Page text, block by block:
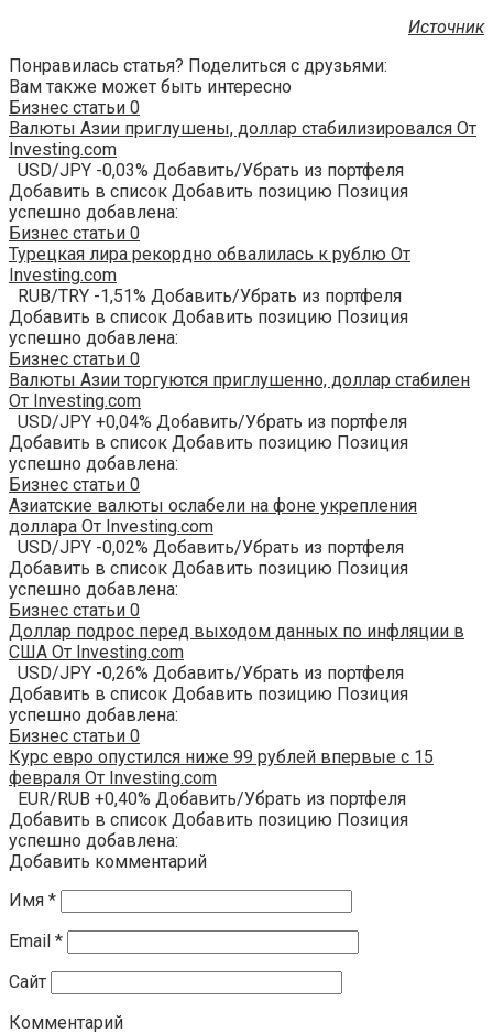
Источник
Понравилась статья? Поделиться с друзьями:
Вам также может быть интересно
Бизнес статьи 0
Валюты Азии приглушены, доллар стабилизировался От
Investing.com
USD/JPY -0,03% Добавить/Убрать из портфеля
Добавить в список Добавить позицию Позиция
успешно добавлена:
Бизнес статьи 0
Турецкая лира рекордно обвалилась к рублю От
Investing.com
RUB/TRY -1,51% Добавить/Убрать из портфеля
Добавить в список Добавить позицию Позиция
успешно добавлена:
Бизнес статьи 0
Валюты Азии торгуются приглушенно, доллар стабилен
От Investing.com
USD/JPY +0,04% Добавить/Убрать из портфеля
Добавить в список Добавить позицию Позиция
успешно добавлена:
Бизнес статьи 0
Азиатские валюты ослабели на фоне укрепления
доллара От Investing.com
USD/JPY -0,02% Добавить/Убрать из портфеля
Добавить в список Добавить позицию Позиция
успешно добавлена:
Бизнес статьи 0
Доллар подрос перед выходом данных по инфляции в
США От Investing.com
USD/JPY -0,26% Добавить/Убрать из портфеля
Добавить в список Добавить позицию Позиция
успешно добавлена:
Бизнес статьи 0
Курс евро опустился ниже 99 рублей впервые с 15
февраля От Investing.com
EUR/RUB +0,40% Добавить/Убрать из портфеля
Добавить в список Добавить позицию Позиция
успешно добавлена:
Добавить комментарий
Имя *
Email *
Сайт
Комментарий